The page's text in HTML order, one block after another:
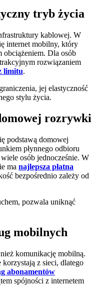
tryb życia
kablowej. W
internet mobilny, który
obciążeniem. Dla osób
rozwiązaniem
limitu.
jej elastyczność
stylu życia.
rozrywki
podstawą domowej
płynnego odbioru
osób jednocześnie. W
ma najlepsza płatna
bezpośrednio zależy od
pozwala uniknąć
mobilnych
komunikację mobilną.
korzystają z sieci, dlatego
abonamentów
spójności z internetem